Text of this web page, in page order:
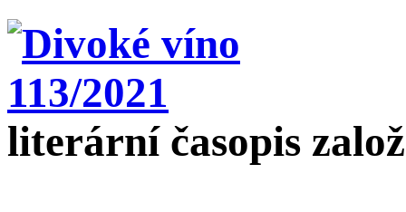
literární časopis